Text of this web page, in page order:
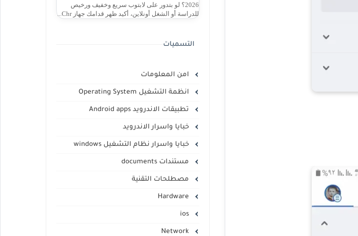
2026؟ لو بتدور على لابتوب سريع وخفيف ورخيص
للدراسة أو الشغل أونلاين، أكيد ظهر قدامك جهاز Chr...
التسميات
امن المعلومات
انظمة التشغيل Operating System
تطبيقات الاندرويد Android apps
خبايا واسرار الاندرويد
خبايا واسرار نظام التشغيل windows
مستندات documents
مصطلحات التقنية
ios
Network